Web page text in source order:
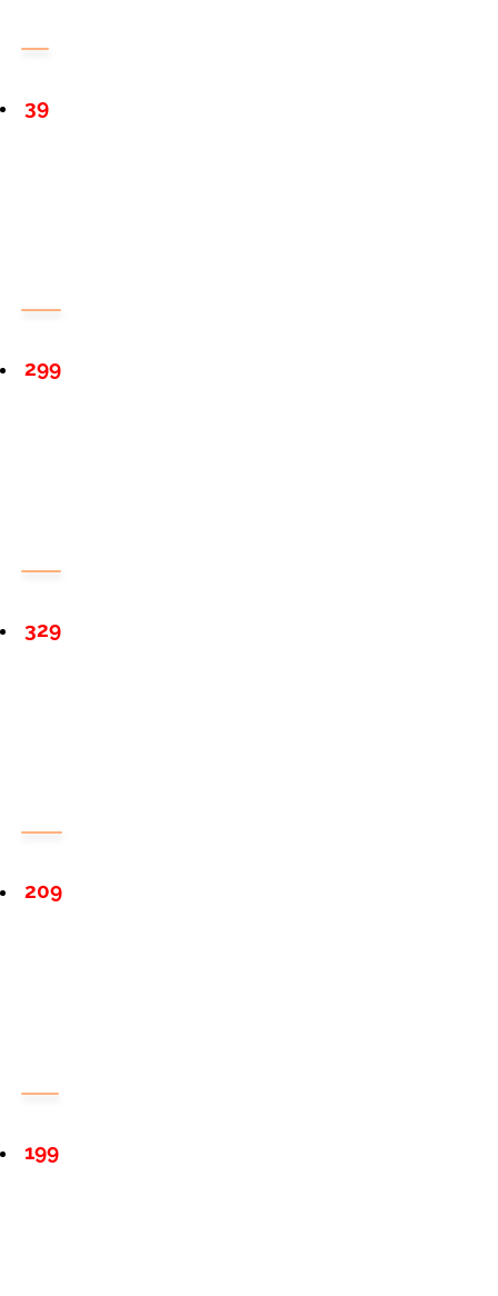
39
299
329
209
199